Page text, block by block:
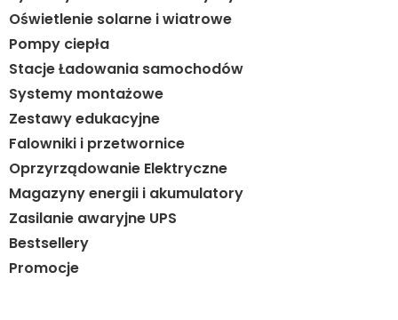
Oświetlenie solarne i wiatrowe
Pompy ciepła
Stacje Ładowania samochodów
Systemy montażowe
Zestawy edukacyjne
Falowniki i przetwornice
Oprzyrządowanie Elektryczne
Magazyny energii i akumulatory
Zasilanie awaryjne UPS
Bestsellery
Promocje